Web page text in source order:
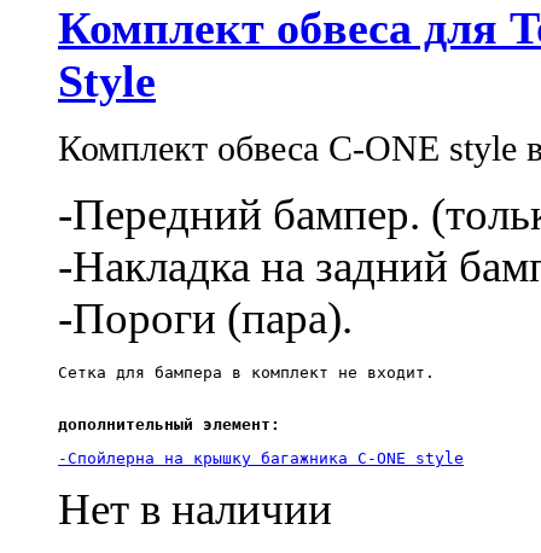
Комплект обвеса для
Style
Комплект обвеса С-ONE style
-Передний бампер. (
-Накладка на задний
-Пороги (пара).
Cетка для бампера в комплект не входит.
дополнительный элемент:
-Спойлерна на крышку багажника С-ONE style
Нет в наличии